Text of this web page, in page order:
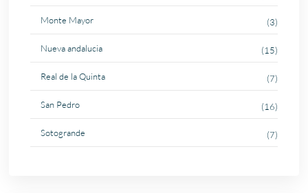
Monte Mayor (3)
Nueva andalucia (15)
Real de la Quinta (7)
San Pedro (16)
Sotogrande (7)